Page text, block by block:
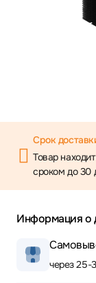
Срок
Товар
сроком до 30
Информация о
через 25-